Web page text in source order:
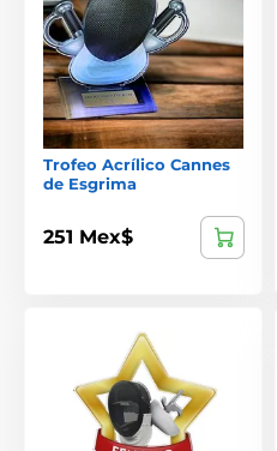
Trofeo Acrílico Cannes
de Esgrima
251 Mex$